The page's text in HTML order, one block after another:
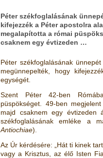
Péter székfoglalásának
kifejezzék a Péter apostolra
megalapította a római
csaknem egy évtizeden …
Péter székfoglalásának
megünnepelték, hogy
egységét.
Szent Péter 42-ben
püspökséget. 49-ben
majd csaknem egy évtizeden
székfoglalásának emléke a
Antiochiae).
Az Úr kérdésére: „Hát ti kinek
vagy a Krisztus, az élő Isten